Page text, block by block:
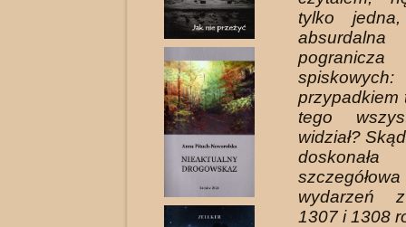
tylko
przypadkiem
tego
widział?
wydarzeń
1307 i 1308